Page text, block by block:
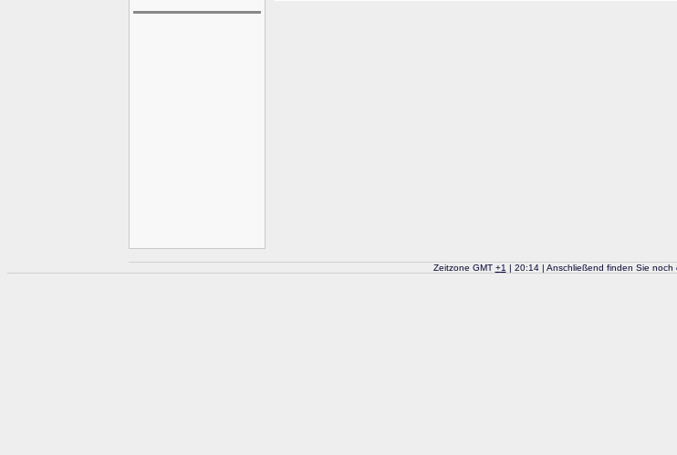
Zeitzone GMT +1 | 20:14 | Anschließend finden Sie noch